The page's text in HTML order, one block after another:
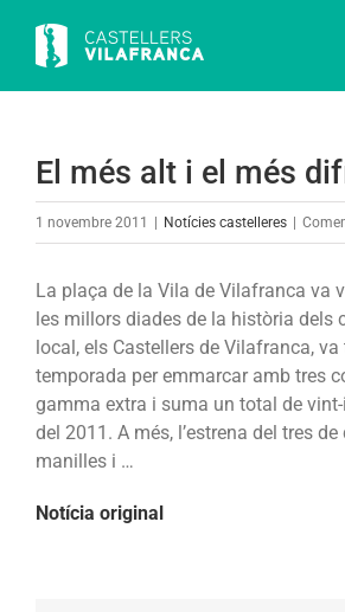
content
El més alt i el més
1 novembre 2011 Notícies castelleres
La plaça de la Vila de Vilafranca va
les millors diades de la història dels
local, els Castellers de Vilafranca,
temporada per emmarcar amb tres
gamma extra i suma un total de
del 2011. A més, l’estrena del tres
manilles i …
Notícia original